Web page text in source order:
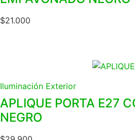
$21.000
Iluminación Exterior
APLIQUE PORTA E27
NEGRO